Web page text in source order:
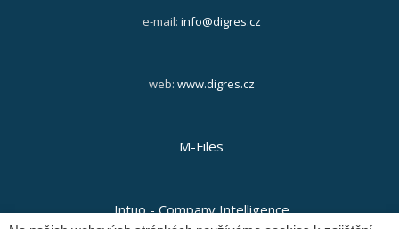
e-mail: info@digres.cz
web: www.digres.cz
M-Files
Intuo - Company Intelligence